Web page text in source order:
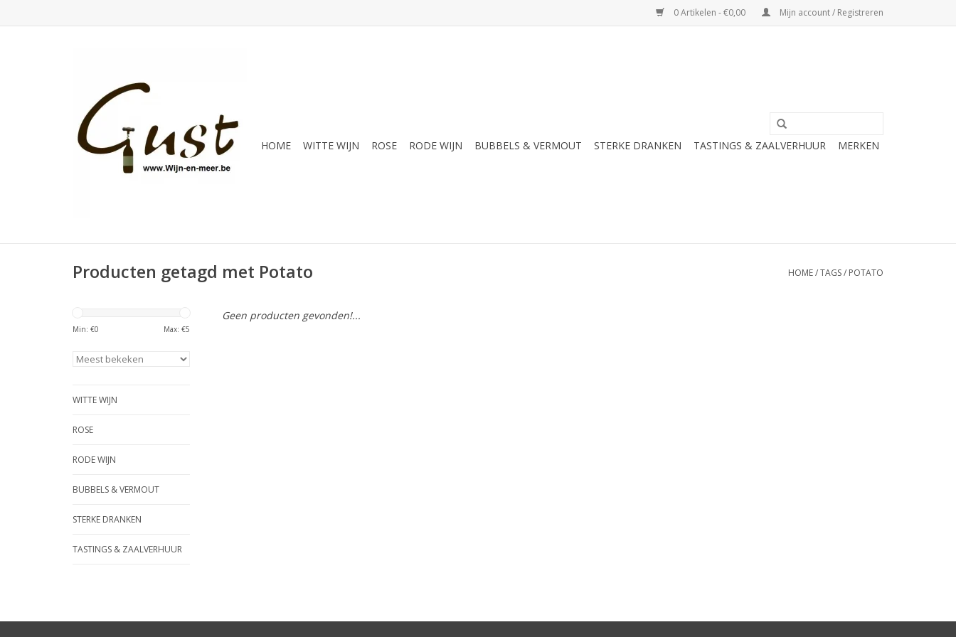
0 Artikelen - €0,00 Mijn account / Registreren
HOME WITTE WIJN ROSE RODE WIJN BUBBELS & VERMOUT STERKE DRANKEN TASTINGS & ZAALVERHUUR MERKEN
Producten getagd met Potato HOME/TAGS/ POTATO
Min: €0 Max: €5
WITTE WIJN
ROSE
RODE WIJN
BUBBELS & VERMOUT
STERKE DRANKEN
TASTINGS & ZAALVERHUUR
Geen producten gevonden!...